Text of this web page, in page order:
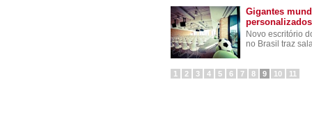
Gigantes
personalizados
Novo escritório
no Brasil traz
1 2 3 4 5 6 7 8 9 10 11